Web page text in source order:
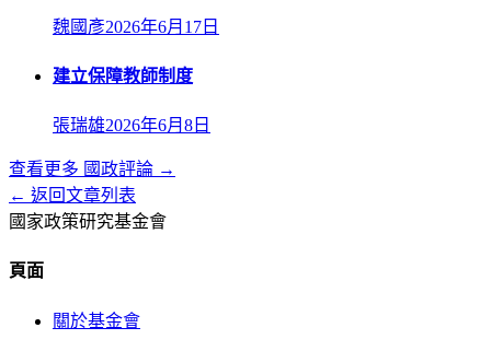
魏國彥2026年6月17日
建立保障教師制度
張瑞雄2026年6月8日
查看更多 國政評論 →
← 返回文章列表
國家政策研究基金會
頁面
關於基金會